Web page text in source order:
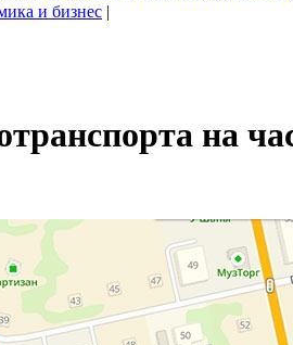
и бизнес |
на